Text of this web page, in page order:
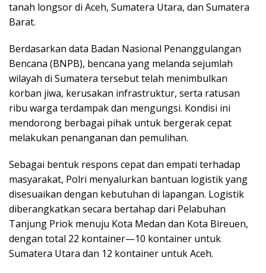
tanah longsor di Aceh, Sumatera Utara, dan Sumatera
Barat.
Berdasarkan data Badan Nasional Penanggulangan
Bencana (BNPB), bencana yang melanda sejumlah
wilayah di Sumatera tersebut telah menimbulkan
korban jiwa, kerusakan infrastruktur, serta ratusan
ribu warga terdampak dan mengungsi. Kondisi ini
mendorong berbagai pihak untuk bergerak cepat
melakukan penanganan dan pemulihan.
Sebagai bentuk respons cepat dan empati terhadap
masyarakat, Polri menyalurkan bantuan logistik yang
disesuaikan dengan kebutuhan di lapangan. Logistik
diberangkatkan secara bertahap dari Pelabuhan
Tanjung Priok menuju Kota Medan dan Kota Bireuen,
dengan total 22 kontainer—10 kontainer untuk
Sumatera Utara dan 12 kontainer untuk Aceh.